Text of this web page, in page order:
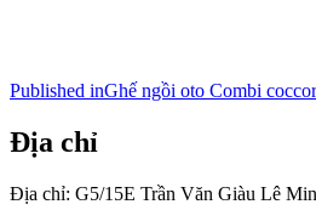
Điều
hướng
bài
viết
Published inGhế ngồi oto Combi
Địa chỉ
Địa chỉ: G5/15E Trần Văn Giàu Lê